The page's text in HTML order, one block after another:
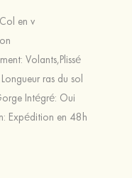
Col en v
Volants,Plissé
Longueur ras du sol
Intégré: Oui
Expédition en 48h